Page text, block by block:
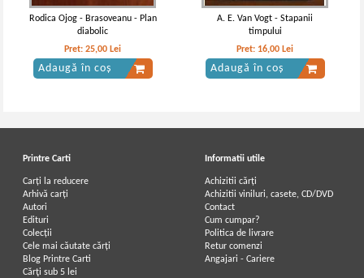
Rodica Ojog - Brasoveanu - Plan
diabolic
Pret:25,00 Lei
Adaugă în coș
A. E. Van Vogt - Stapanii
timpului
Pret: 16,00 Lei
Adaugă în coș
Printre Carti
Carți la reducere
Arhivă carți
Autori
Edituri
Colecții
Cele mai căutate cărți
Blog Printre Carti
Cărţi sub 5 lei
Informatii utile
Achizitii cărți
Achizitii viniluri, casete, CD/DVD
Contact
Cum cumpar?
Politica de livrare
Retur comenzi
Angajari - Cariere